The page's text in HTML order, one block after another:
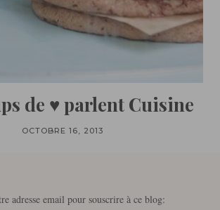
de ♥ parlent Cuisine
OCTOBRE 16, 2013
adresse email pour souscrire à ce blog: